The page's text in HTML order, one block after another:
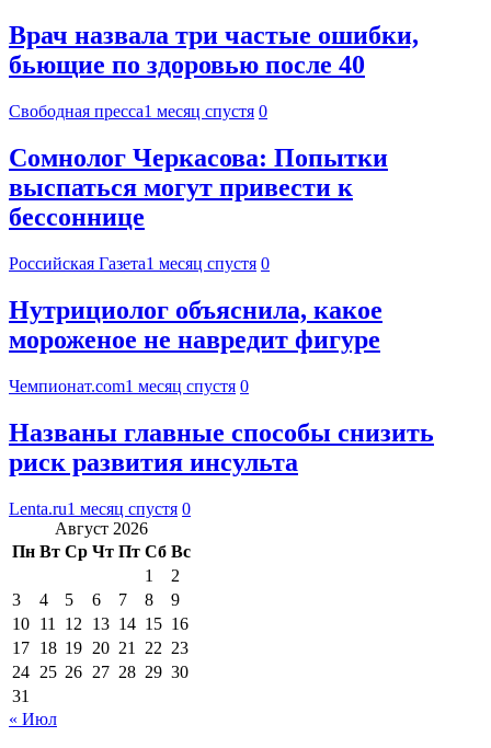
Врач назвала три частые ошибки,
бьющие по здоровью после 40
Свободная пресса1 месяц спустя 0
Сомнолог Черкасова: Попытки
выспаться могут привести к
бессоннице
Российская Газета1 месяц спустя 0
Нутрициолог объяснила, какое
мороженое не навредит фигуре
Чемпионат.com1 месяц спустя 0
Названы главные способы снизить
риск развития инсульта
Lenta.ru1 месяц спустя 0
Август 2026
Пн Вт Ср Чт Пт Сб Вс
1
2
3
4 5 6 7 8
9
10 11 12 13 14 15 16
17 18 19 20 21 22 23
24 25 26 27 28 29 30
31
« Июл